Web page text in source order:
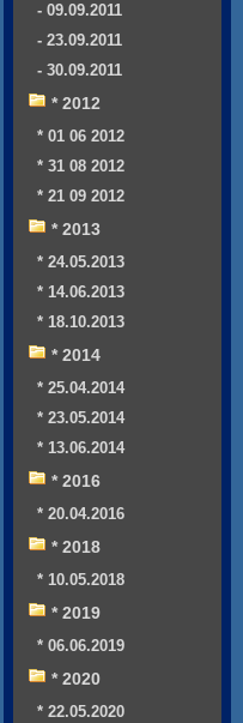
- 09.09.2011
- 23.09.2011
- 30.09.2011
* 2012
* 01 06 2012
* 31 08 2012
* 21 09 2012
* 2013
* 24.05.2013
* 14.06.2013
* 18.10.2013
* 2014
* 25.04.2014
* 23.05.2014
* 13.06.2014
* 2016
* 20.04.2016
* 2018
* 10.05.2018
* 2019
* 06.06.2019
* 2020
* 22.05.2020